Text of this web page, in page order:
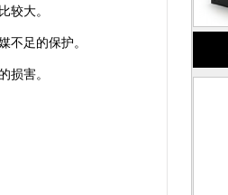
较大。
不足的保护。
损害。